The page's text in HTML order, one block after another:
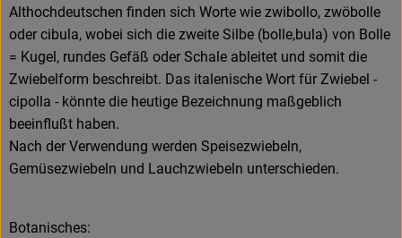
Althochdeutschen finden sich Worte wie zwibollo, zwöbolle
oder cibula, wobei sich die zweite Silbe (bolle,bula) von Bolle
= Kugel, rundes Gefäß oder Schale ableitet und somit die
Zwiebelform beschreibt. Das italenische Wort für Zwiebel -
cipolla - könnte die heutige Bezeichnung maßgeblich
beeinflußt haben.
Nach der Verwendung werden Speisezwiebeln,
Gemüsezwiebeln und Lauchzwiebeln unterschieden.
Botanisches: